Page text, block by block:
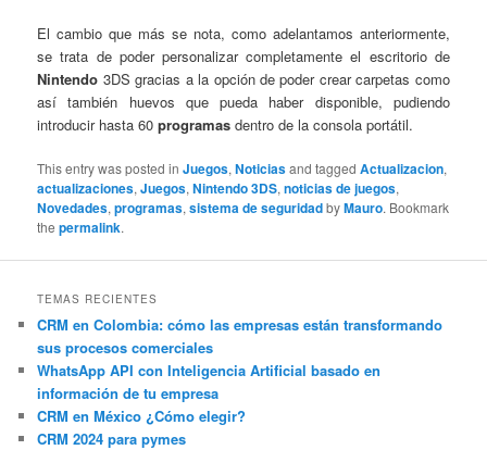
El cambio que más se nota, como adelantamos anteriormente,
se trata de poder personalizar completamente el escritorio de
Nintendo 3DS gracias a la opción de poder crear carpetas como
así también huevos que pueda haber disponible, pudiendo
introducir hasta 60programas dentro de la consola portátil.
This entry was posted inJuegos,Noticiasand taggedActualizacion,
actualizaciones,Juegos,Nintendo 3DS,noticias de juegos,
Novedades,programas,sistema de seguridadbyMauro. Bookmark
thepermalink.
TEMAS RECIENTES
CRM en Colombia: cómo las empresas están transformando
sus procesos comerciales
WhatsApp API con Inteligencia Artificial basado en
información de tu empresa
CRM en México ¿Cómo elegir?
CRM 2024 para pymes